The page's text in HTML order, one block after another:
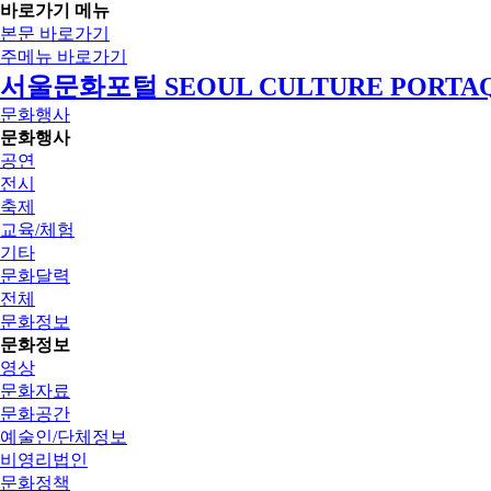
바로가기 메뉴
본문 바로가기
주메뉴 바로가기
서울문화포털 SEOUL CULTURE
문화행사
문화행사
공연
전시
축제
교육/체험
기타
문화달력
전체
문화정보
문화정보
영상
문화자료
문화공간
예술인/단체정보
비영리법인
문화정책